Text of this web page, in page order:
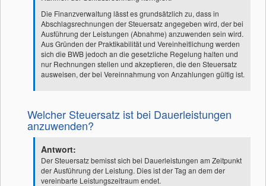
Die Finanzverwaltung lässt es grundsätzlich zu, dass in
Abschlagsrechnungen der Steuersatz angegeben wird, der bei
Ausführung der Leistungen (Abnahme) anzuwenden sein wird.
Aus Gründen der Praktikabilität und Vereinheitlichung werden
sich die BWB jedoch an die gesetzliche Regelung halten und
nur Rechnungen stellen und akzeptieren, die den Steuersatz
ausweisen, der bei Vereinnahmung von Anzahlungen gültig ist.
Welcher Steuersatz ist bei Dauerleistungen
anzuwenden?
Antwort:
Der Steuersatz bemisst sich bei Dauerleistungen am Zeitpunkt
der Ausführung der Leistung. Dies ist der Tag an dem der
vereinbarte Leistungszeitraum endet.